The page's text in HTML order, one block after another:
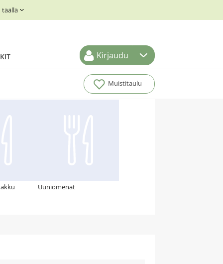
Kirjaudu
Muistitaulu
Uuniomenat